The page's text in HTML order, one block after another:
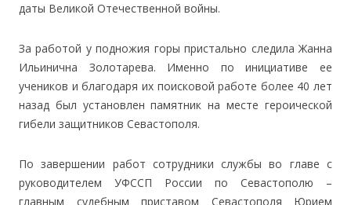
даты Великой Отечественной войны.
За работой у подножия горы пристально следила Жанна
Ильинична Золотарева. Именно по инициативе ее
учеников и благодаря их поисковой работе более 40 лет
назад был установлен памятник на месте героической
гибели защитников Севастополя.
По завершении работ сотрудники службы во главе с
руководителем УФССП России по Севастополю –
главным судебным приставом Севастополя Юрием